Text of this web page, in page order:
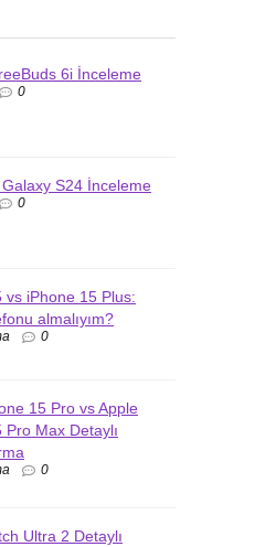
6i İnceleme
0
S24 İnceleme
0
vs iPhone 15 Plus:
almalıyım?
0
15 Pro vs Apple
Pro Max Detaylı
0
Ultra 2 Detaylı